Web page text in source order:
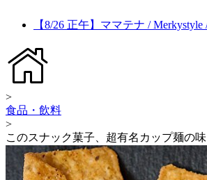
【8/26 正午】ママテナ /
>
食品・飲料
>
このスナック菓子、超有名カップ麺の